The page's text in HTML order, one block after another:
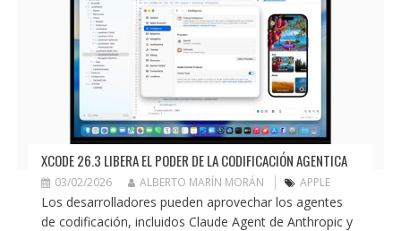
XCODE 26.3 LIBERA EL PODER DE LA CODIFICACIÓN AGENTICA
03/02/2026 ALBERTO MARÍN MORÁN APPLE
Los desarrolladores pueden aprovechar los agentes
de codificación, incluidos Claude Agent de Anthropic y